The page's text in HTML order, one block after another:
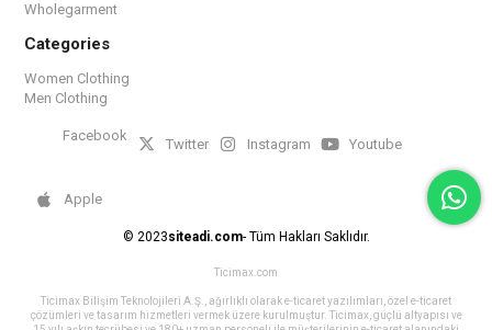
Wholegarment
Categories
Women Clothing
Men Clothing
Facebook Twitter Instagram Youtube
Apple
© 2023siteadi.com- Tüm Hakları Saklıdır.
Ticimax.com
Ticimax Bilişim Teknolojileri A.Ş., ağırlıklı olarak e-ticaret yazılımları, özel e-ticaret
çözümleri ve tasarım hizmetleri vermek üzere kurulmuştur. Ticimax, güçlü altyapısı ve